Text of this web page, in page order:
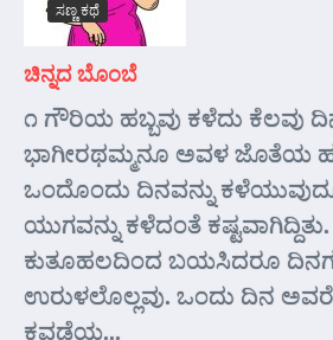
ಸಣ್ಣ ಕಥೆ
ಚಿನ್ನದ ಬೊಂಬೆ
೧ ಗೌರಿಯ ಹಬ್ಬವು ಕಳೆದು ಕೆಲವು
ಭಾಗೀರಥಮ್ಮನೂ ಅವಳ ಜೊತೆಯ
ಒಂದೊಂದು ದಿನವನ್ನು
ಯುಗವನ್ನು ಕಳೆದಂತೆ
ಕುತೂಹಲದಿಂದ ಬಯಸಿದರೂ
ಉರುಳಲೊಲ್ಲವು. ಒಂದು ದಿನ
ಕವಡೆಯ...